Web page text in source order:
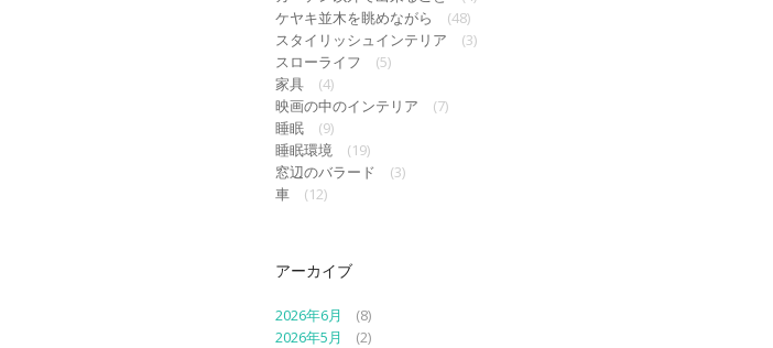
ケヤキ並木を眺めながら
(48)
スタイリッシュインテリア
(3)
スローライフ
(5)
家具
(4)
映画の中のインテリア
(7)
睡眠
(9)
睡眠環境
(19)
窓辺のバラード
(3)
車
(12)
アーカイブ
2026年6月
(8)
2026年5月
(2)